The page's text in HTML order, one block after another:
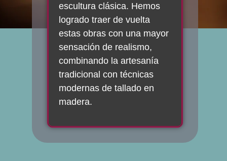
escultura clásica. Hemos
logrado traer de vuelta
estas obras con una mayor
sensación de realismo,
combinando la artesanía
tradicional con técnicas
modernas de tallado en
madera.